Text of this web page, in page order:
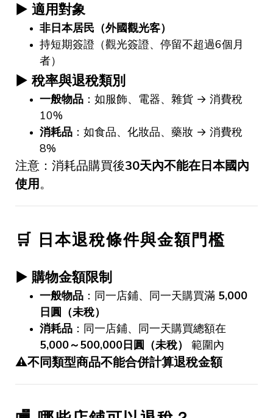
▶ 適用對象
非日本居民（外國觀光客）
持短期簽證（觀光簽證、停留不超過6個月
者）
▶ 稅率與退稅類別
一般物品 ：如服飾、電器、雜貨 → 消費稅
10%
消耗品 ：如食品、化妝品、藥妝 → 消費稅
8%
注意：消耗品購買後30天內不能在日本國內
使用。
🛒 日本退稅條件與金額門檻
▶ 購物金額限制
一般物品 ：同一店鋪、同一天購買滿 5,000
日圓（未稅）
消耗品 ：同一店鋪、同一天購買總額在
5,000～500,000日圓（未稅） 範圍內
⚠️不同類型商品不能合併計算退稅金額